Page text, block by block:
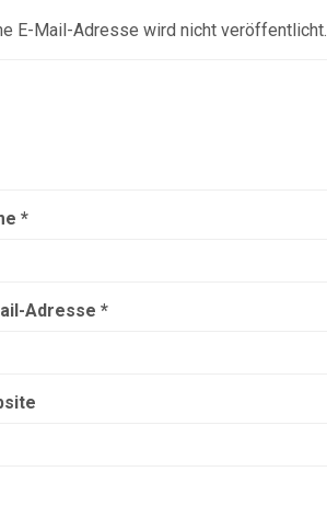
E-Mail-Adresse wird nicht veröffentlicht.
*
Adresse *